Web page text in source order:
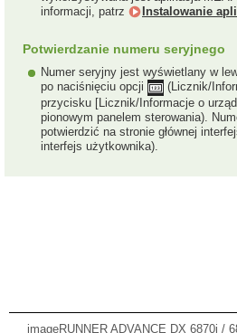
informacji, patrz
Instalowanie
Potwierdzanie numeru seryjnego
Numer seryjny jest wyświetlany w
po naciśnięciu opcji
(Licznik/
przycisku [Licznik/Informacje o
pionowym panelem sterowania).
potwierdzić na stronie głównej
interfejs użytkownika).
imageRUNNER ADVANCE DX 6870i /